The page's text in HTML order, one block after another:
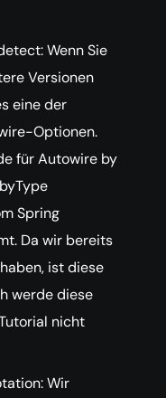
Wenn Sie
Versionen
eine der
Optionen.
für Autowire by
Spring
Da wir bereits
ist diese
werde diese
nicht
Wir